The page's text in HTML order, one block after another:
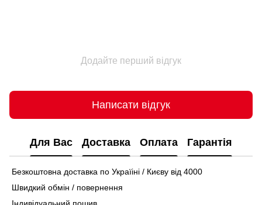
Додайте перший відгук
Написати відгук
Для Вас Доставка Оплата Гарантія
Безкоштовна доставка по Україіні / Києву від 4000
Швидкий обмін / повернення